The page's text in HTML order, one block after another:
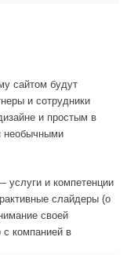
сайтом будут
и сотрудники
и простым в
необычными
и компетенции
слайдеры (о
своей
с компанией в